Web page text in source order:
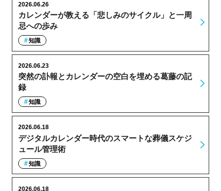
カレンダーが教える「悲しみのサイクル」と一周
忌への歩み
2026.06.26
知識
突然の訃報とカレンダーの空白を埋める葛藤の記
録
2026.06.23
知識
デジタルカレンダー時代のスマートな葬儀スケジ
ュール管理術
2026.06.18
知識
2026.06.18